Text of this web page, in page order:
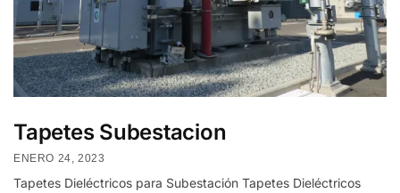
Tapetes Subestacion
ENERO 24, 2023
Tapetes Dieléctricos para Subestación Tapetes Dieléctricos